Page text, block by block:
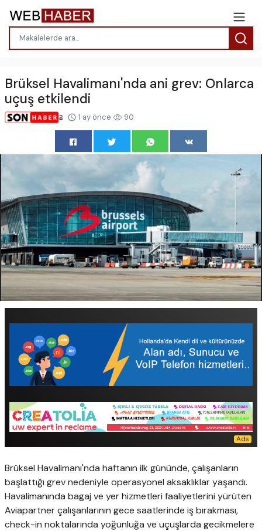
Brüksel Havalimanı'nda ani grev: Onlarca
uçuş etkilendi
1 ay önce 90
Brüksel Havalimanı'nda haftanın ilk gününde, çalışanların
başlattığı grev nedeniyle operasyonel aksaklıklar yaşandı.
Havalimanında bagaj ve yer hizmetleri faaliyetlerini yürüten
Aviapartner çalışanlarının gece saatlerinde iş bırakması,
check-in noktalarında yoğunluğa ve uçuşlarda gecikmelere